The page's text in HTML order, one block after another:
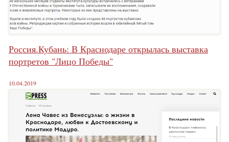
Россия.Кубань: В Краснодаре открылась выставка
портретов "Лицо Победы"
10.04.2019